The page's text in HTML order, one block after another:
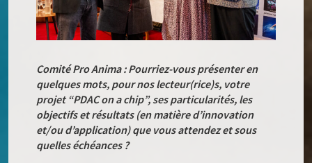
Comité Pro Anima : Pourriez-vous présenter en
quelques mots, pour nos lecteur(rice)s, votre
projet “PDAC on a chip”, ses particularités, les
objectifs et résultats (en matière d’innovation
et/ou d’application) que vous attendez et sous
quelles échéances ?